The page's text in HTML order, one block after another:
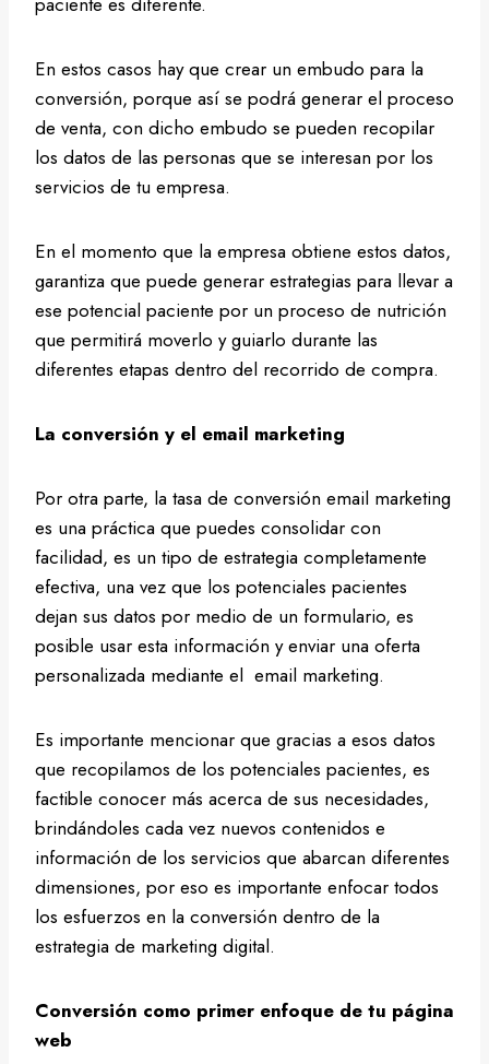
En estos casos hay que crear un embudo para la
conversión, porque así se podrá generar el proceso
de venta, con dicho embudo se pueden recopilar
los datos de las personas que se interesan por los
servicios de tu empresa.
En el momento que la empresa obtiene estos datos,
garantiza que puede generar estrategias para llevar a
ese potencial paciente por un proceso de nutrición
que permitirá moverlo y guiarlo durante las
diferentes etapas dentro del recorrido de compra.
La conversión y el email marketing
Por otra parte, la tasa de conversión email marketing
es una práctica que puedes consolidar con
facilidad, es un tipo de estrategia completamente
efectiva, una vez que los potenciales pacientes
dejan sus datos por medio de un formulario, es
posible usar esta información y enviar una oferta
personalizada mediante el email marketing.
Es importante mencionar que gracias a esos datos
que recopilamos de los potenciales pacientes, es
factible conocer más acerca de sus necesidades,
brindándoles cada vez nuevos contenidos e
información de los servicios que abarcan diferentes
dimensiones, por eso es importante enfocar todos
los esfuerzos en la conversión dentro de la
estrategia de marketing digital.
Conversión como primer enfoque de tu página
web